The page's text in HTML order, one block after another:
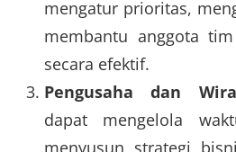
mengatur prioritas,
membantu anggota
secara efektif.
Pengusaha dan
dapat mengelola
menyusun strategi